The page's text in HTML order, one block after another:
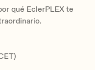
qué EclerPLEX te